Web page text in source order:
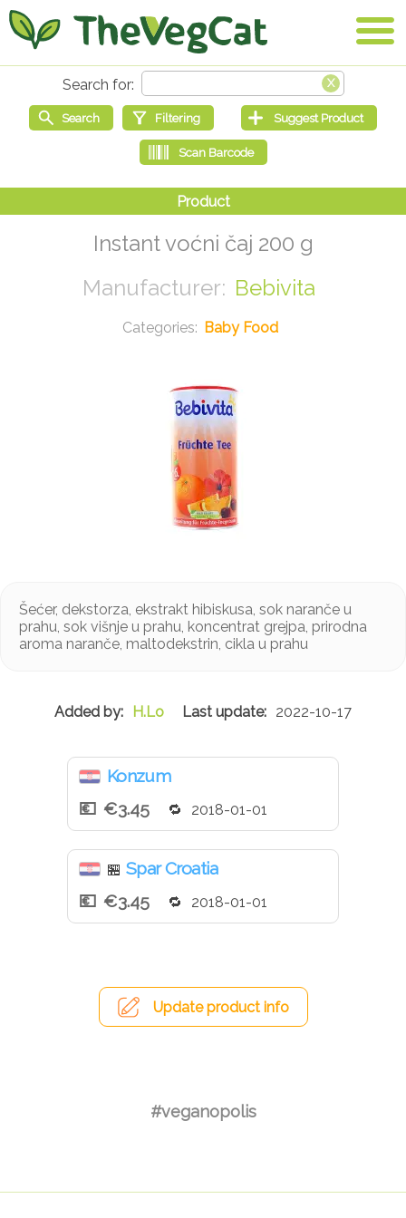
Instant voćni čaj 200 g
Bebivita
Baby Food
Šećer, dekstorza, ekstrakt hibiskusa, sok naranče u
prahu, sok višnje u prahu, koncentrat grejpa, prirodna
aroma naranče, maltodekstrin, cikla u prahu
H.Lo 2022-10-17
Konzum
€3.45
2018-01-01
🏪 Spar Croatia
€3.45
2018-01-01
Update product info
#veganopolis